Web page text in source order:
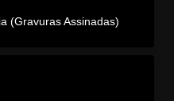
(Gravuras Assinadas)